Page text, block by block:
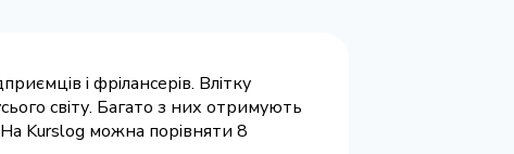
і фрілансерів. Влітку
світу. Багато з них отримують
Kurslog можна порівняти 8